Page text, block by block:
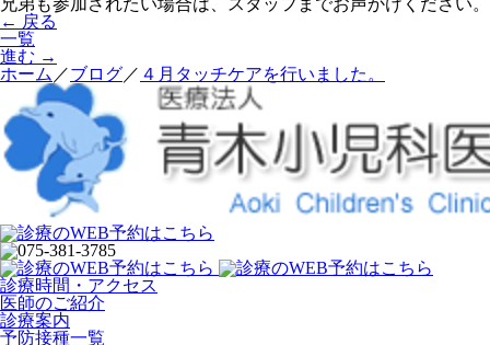
兄弟も参加されたい場合は、スタッフまでお声かけください。
← 戻る
一覧
進む →
ホーム ／ブログ／ ４月タッチケアを行いました。
診療時間・アクセス
医師のご紹介
診療案内
予防接種一覧